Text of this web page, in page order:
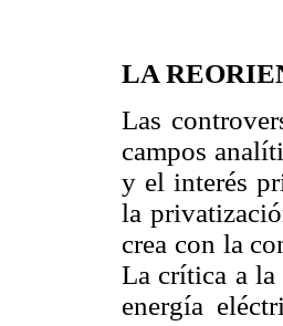
LA
Las
campos
y el interés
la
crea con la
La crítica a
energía